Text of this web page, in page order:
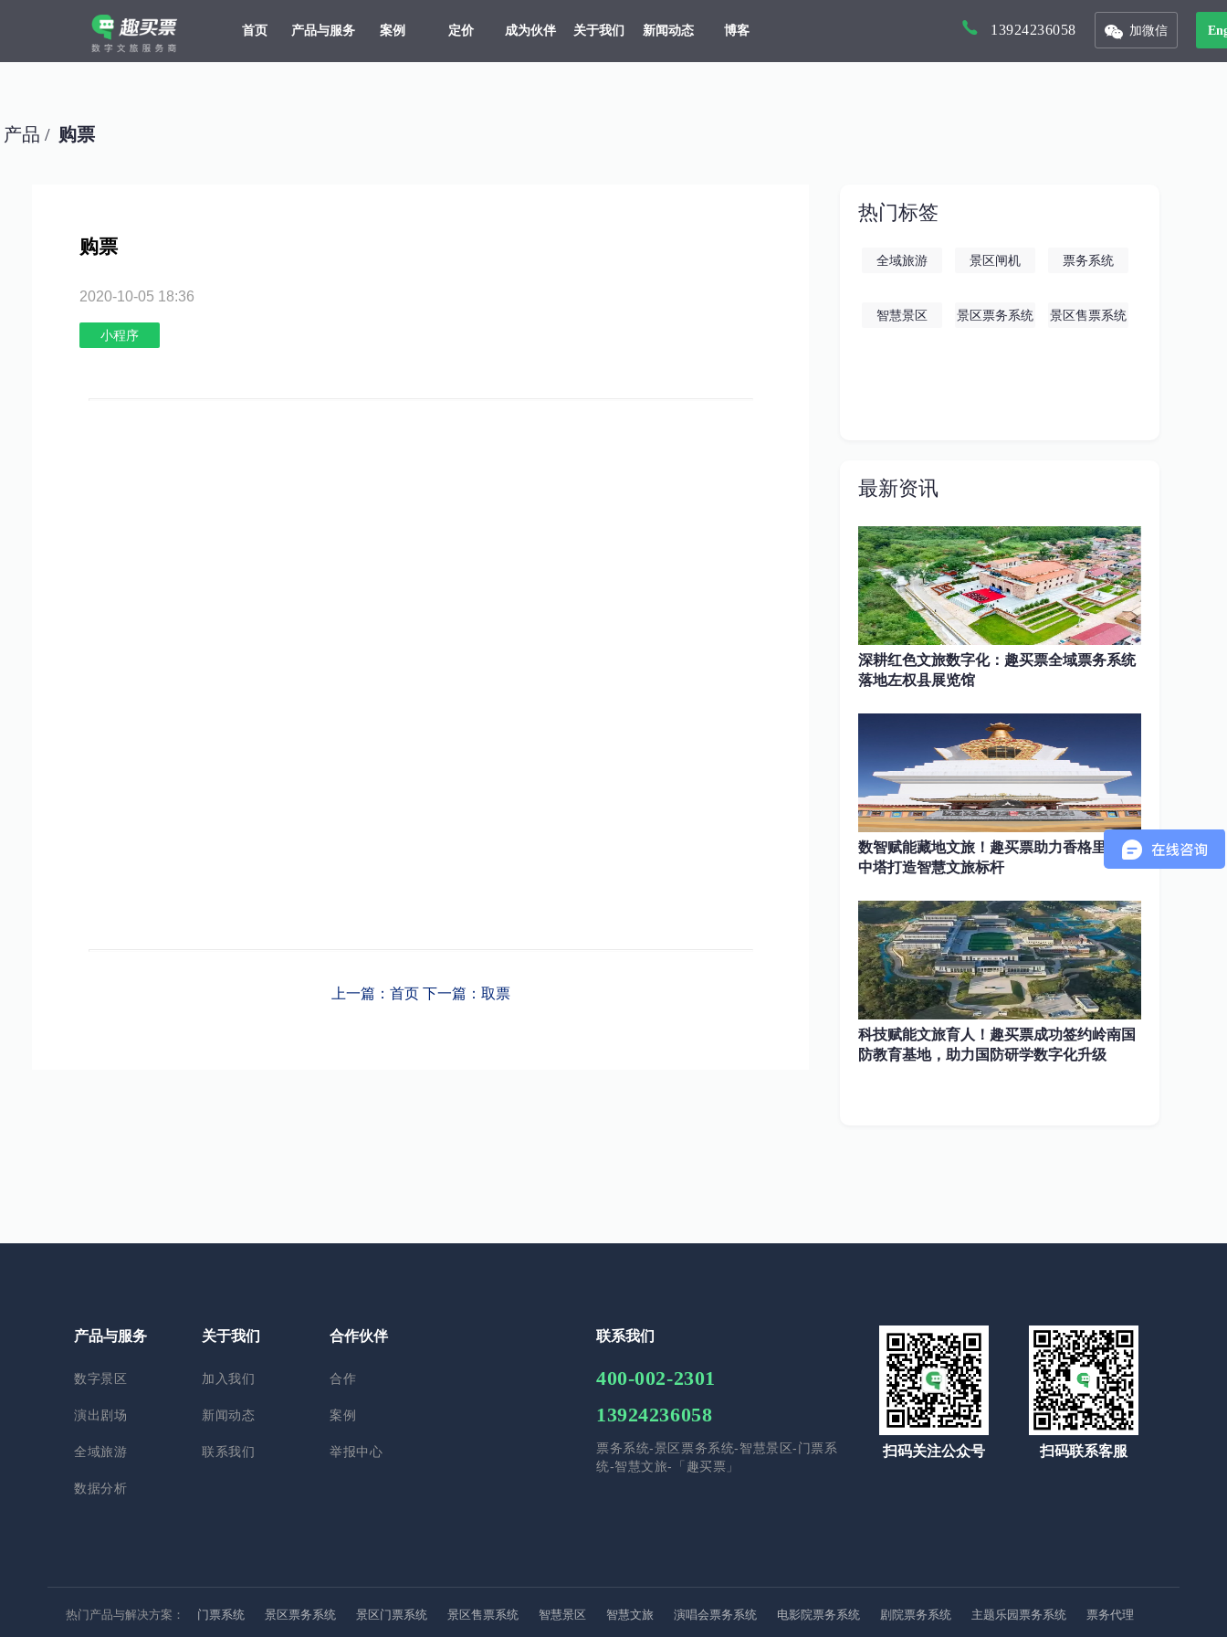
首页 产品与服务 案例 定价 成为伙伴 关于我们 新闻动态 博客 13924236058 加微信
产品 / 购票
购票
2020-10-05 18:36
小程序
上一篇：首页 下一篇：取票
热门标签
全域旅游 景区闸机 票务系统
智慧景区 景区票务系统 景区售票系统
最新资讯
深耕红色文旅数字化：趣买票全域票务系统
落地左权县展览馆
数智赋能藏地文旅！趣买票助力香格里拉塔
中塔打造智慧文旅标杆
科技赋能文旅育人！趣买票成功签约岭南国
防教育基地，助力国防研学数字化升级
产品与服务
数字景区
演出剧场
全域旅游
数据分析
关于我们
加入我们
新闻动态
联系我们
合作伙伴
合作
案例
举报中心
联系我们
400-002-2301
13924236058
票务系统-景区票务系统-智慧景区-门票系
统-智慧文旅-「趣买票」
扫码关注公众号 扫码联系客服
热门产品与解决方案： 门票系统 景区票务系统 景区门票系统 景区售票系统 智慧景区 智慧文旅 演唱会票务系统 电影院票务系统 剧院票务系统 主题乐园票务系统 票务代理